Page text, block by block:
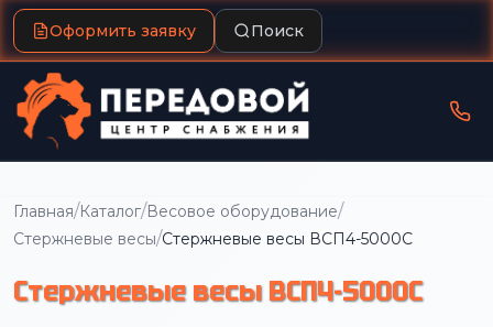
Оформить заявку Поиск
Главная/Каталог/Весовое оборудование/
Стержневые весы/Стержневые весы ВСП4-5000С
Стержневые весы ВСП4-5000С